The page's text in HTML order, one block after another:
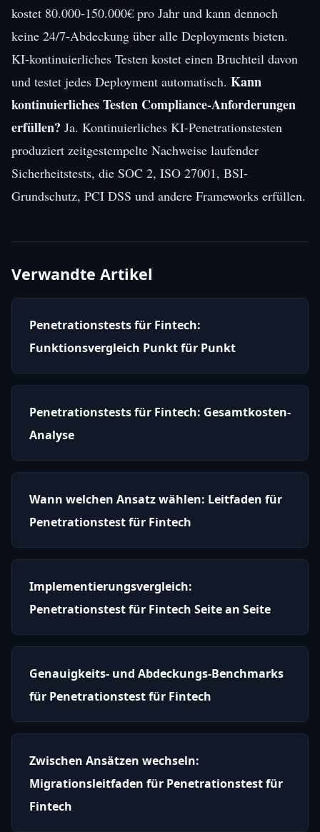
kostet 80.000-150.000€ pro Jahr und kann dennoch
keine 24/7-Abdeckung über alle Deployments bieten.
KI-kontinuierliches Testen kostet einen Bruchteil davon
und testet jedes Deployment automatisch. Kann
kontinuierliches Testen Compliance-Anforderungen
erfüllen? Ja. Kontinuierliches KI-Penetrationstesten
produziert zeitgestempelte Nachweise laufender
Sicherheitstests, die SOC 2, ISO 27001, BSI-
Grundschutz, PCI DSS und andere Frameworks erfüllen.
Verwandte Artikel
Penetrationstests für Fintech:
Funktionsvergleich Punkt für Punkt
Penetrationstests für Fintech: Gesamtkosten-
Analyse
Wann welchen Ansatz wählen: Leitfaden für
Penetrationstest für Fintech
Implementierungsvergleich:
Penetrationstest für Fintech Seite an Seite
Genauigkeits- und Abdeckungs-Benchmarks
für Penetrationstest für Fintech
Zwischen Ansätzen wechseln:
Migrationsleitfaden für Penetrationstest für
Fintech